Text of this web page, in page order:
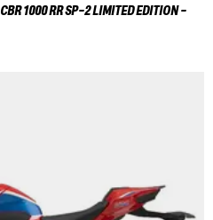
CBR 1000 RR SP-2 LIMITED EDITION -